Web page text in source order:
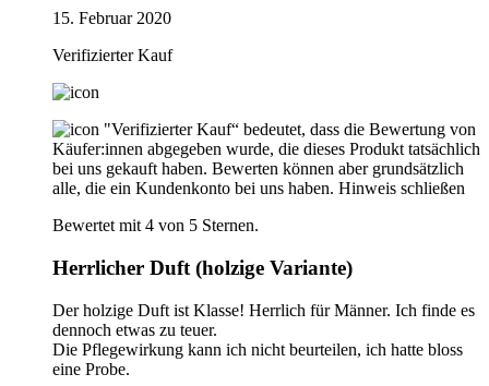
15. Februar 2020
Verifizierter Kauf
"Verifizierter Kauf“ bedeutet, dass die Bewertung von
Käufer:innen abgegeben wurde, die dieses Produkt tatsächlich
bei uns gekauft haben. Bewerten können aber grundsätzlich
alle, die ein Kundenkonto bei uns haben. Hinweis schließen
Bewertet mit 4 von 5 Sternen.
Herrlicher Duft (holzige Variante)
Der holzige Duft ist Klasse! Herrlich für Männer. Ich finde es
dennoch etwas zu teuer.
Die Pflegewirkung kann ich nicht beurteilen, ich hatte bloss
eine Probe.